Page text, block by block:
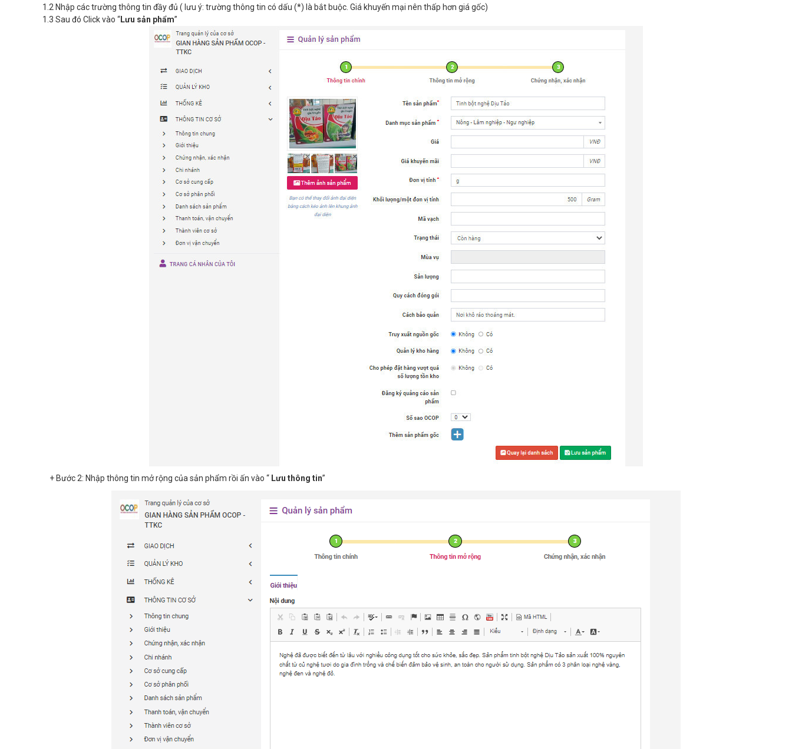
1.2 Nhập các trường thông tin đầy đủ ( lưu ý: trường thông tin có dấu (*) là bắt buộc. Giá khuyến mại nên thấp hơn giá gốc)
1.3 Sau đó Click vào “Lưu sản phẩm”
+ Bước 2: Nhập thông tin mở rộng của sản phẩm rồi ấn vào “ Lưu thông tin”